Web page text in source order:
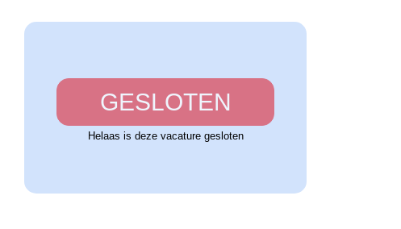
GESLOTEN
Helaas is deze vacature gesloten